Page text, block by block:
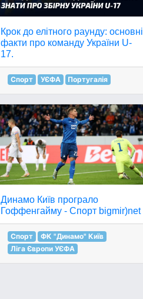
Крок до елітного раунду: основні
факти про команду України U-
17.
Спорт УЄФА Португалія
Динамо Київ програло
Гоффенгайму - Спорт bigmir)net
Спорт
ФК "Динамо" Київ
Ліга Європи УЄФА